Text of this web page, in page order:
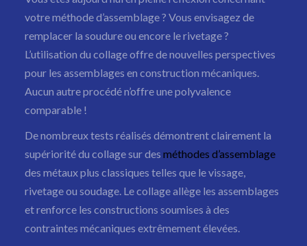
Nos réalisations
Actualités
NOUS CONTACTER
Colles, résines et silicones
votre méthode d’assemblage ? Vous envisagez de
remplacer la soudure ou encore le rivetage ?
L’utilisation du collage offre de nouvelles perspectives
pour les assemblages en construction mécaniques.
Aucun autre procédé n’offre une polyvalence
comparable !
De nombreux tests réalisés démontrent clairement la
supériorité du collage sur des méthodes d’assemblage
des métaux plus classiques telles que le vissage,
rivetage ou soudage. Le collage allège les assemblages
et renforce les constructions soumises à des
contraintes mécaniques extrêmement élevées.